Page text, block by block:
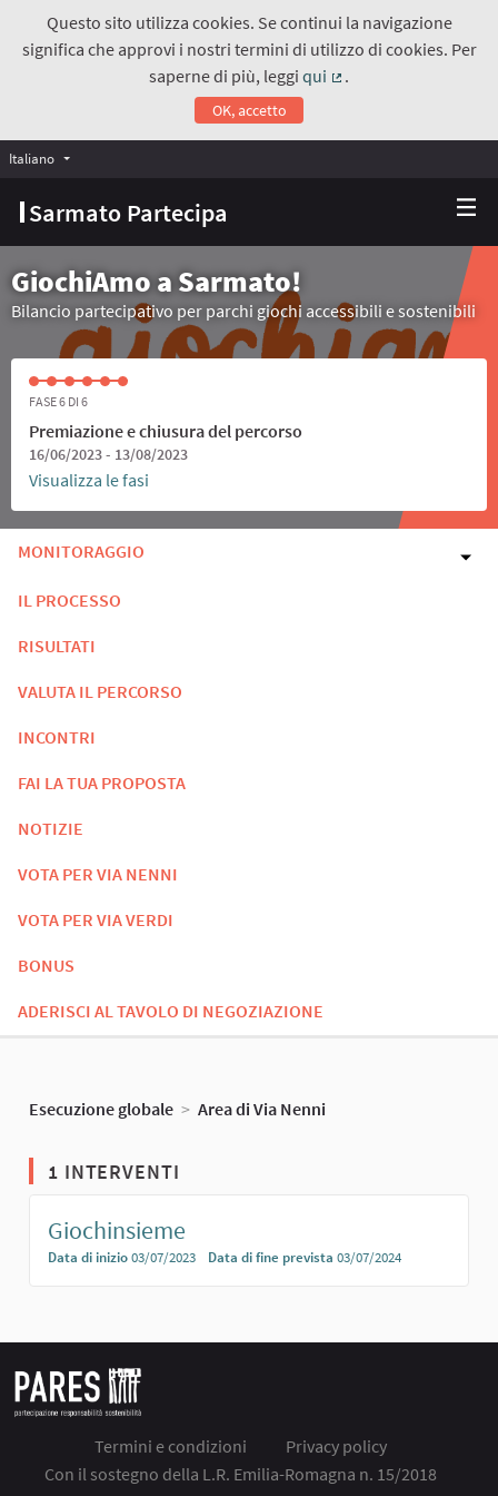
Questo sito utilizza cookies. Se continui la navigazione
significa che approvi i nostri termini di utilizzo di cookies. Per
saperne di più, leggiqui
.
OK, accetto
Sarmato Partecipa
Italiano Choose language
GiochiAmo a Sarmato!
Bilancio partecipativo per parchi giochi accessibili e sostenibili
FASE 6 DI 6
Premiazione e chiusura del percorso
16/06/2023 - 13/08/2023
Visualizza le fasi
MONITORAGGIO
IL PROCESSO
RISULTATI
VALUTA IL PERCORSO
INCONTRI
FAI LA TUA PROPOSTA
NOTIZIE
VOTA PER VIA NENNI
VOTA PER VIA VERDI
BONUS
ADERISCI AL TAVOLO DI NEGOZIAZIONE
Esecuzione globale > Area di Via Nenni
1 INTERVENTI
Giochinsieme
Data di inizio03/07/2023 Data di fine prevista 03/07/2024
Termini e condizioni
Privacy policy
Con il sostegno della L.R. Emilia-Romagna n. 15/2018